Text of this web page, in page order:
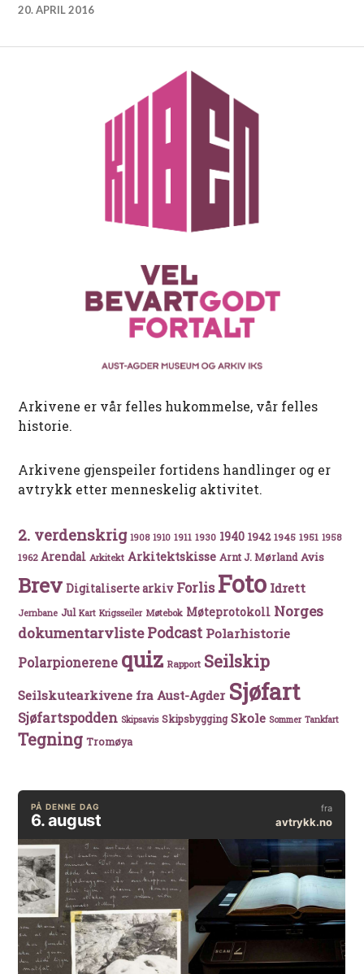
20. APRIL 2016
Arkivene er vår felles hukommelse, vår felles
historie.
Arkivene gjenspeiler fortidens handlinger og er
avtrykk etter menneskelig aktivitet.
2. verdenskrig 1908 1910 1911 1930 1940 1942 1945 1951 1958
1962 Arendal Arkitekt Arkitektskisse Arnt J. Mørland Avis
Brev Digitaliserte arkiv Forlis Foto Idrett
Jernbane Jul Kart Krigsseiler Møtebok Møteprotokoll Norges
dokumentarvlistePodcast Polarhistorie
Polarpionerene quiz Rapport Seilskip
Seilskutearkivene fra Aust-Agder Sjøfart
Sjøfartspodden Skipsavis Skipsbygging Skole Sommer Tankfart
Tegning Tromøya